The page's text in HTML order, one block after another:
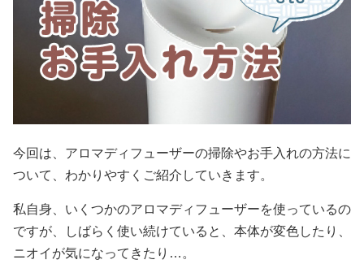
今回は、アロマディフューザーの掃除やお手入れの方法に
ついて、わかりやすくご紹介していきます。
私自身、いくつかのアロマディフューザーを使っているの
ですが、しばらく使い続けていると、本体が変色したり、
ニオイが気になってきたり…。